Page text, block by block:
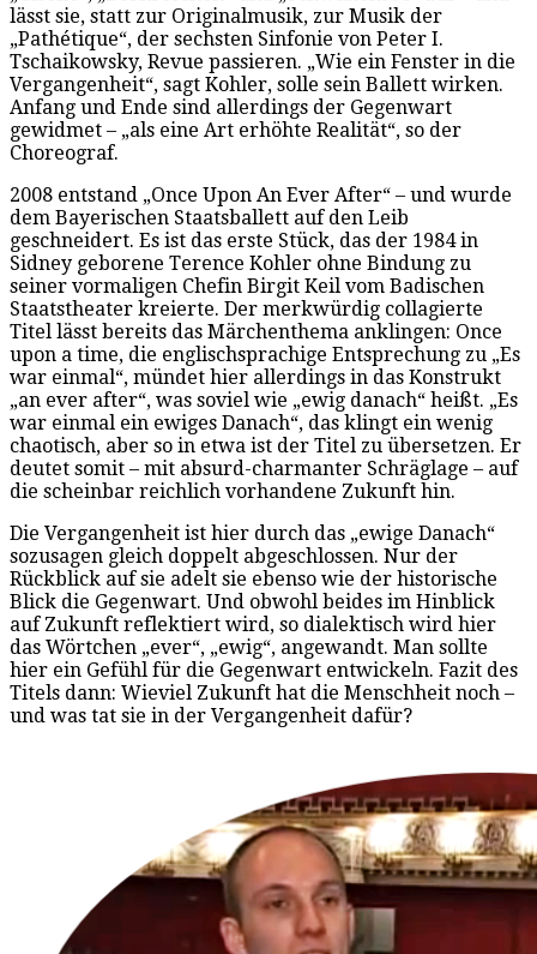
lässt sie, statt zur Originalmusik, zur Musik der
„Pathétique“, der sechsten Sinfonie von Peter I.
Tschaikowsky, Revue passieren. „Wie ein Fenster in die
Vergangenheit“, sagt Kohler, solle sein Ballett wirken.
Anfang und Ende sind allerdings der Gegenwart
gewidmet – „als eine Art erhöhte Realität“, so der
Choreograf.
2008 entstand „Once Upon An Ever After“ – und wurde
dem Bayerischen Staatsballett auf den Leib
geschneidert. Es ist das erste Stück, das der 1984 in
Sidney geborene Terence Kohler ohne Bindung zu
seiner vormaligen Chefin Birgit Keil vom Badischen
Staatstheater kreierte. Der merkwürdig collagierte
Titel lässt bereits das Märchenthema anklingen: Once
upon a time, die englischsprachige Entsprechung zu „Es
war einmal“, mündet hier allerdings in das Konstrukt
„an ever after“, was soviel wie „ewig danach“ heißt. „Es
war einmal ein ewiges Danach“, das klingt ein wenig
chaotisch, aber so in etwa ist der Titel zu übersetzen. Er
deutet somit – mit absurd-charmanter Schräglage – auf
die scheinbar reichlich vorhandene Zukunft hin.
Die Vergangenheit ist hier durch das „ewige Danach“
sozusagen gleich doppelt abgeschlossen. Nur der
Rückblick auf sie adelt sie ebenso wie der historische
Blick die Gegenwart. Und obwohl beides im Hinblick
auf Zukunft reflektiert wird, so dialektisch wird hier
das Wörtchen „ever“, „ewig“, angewandt. Man sollte
hier ein Gefühl für die Gegenwart entwickeln. Fazit des
Titels dann: Wieviel Zukunft hat die Menschheit noch –
und was tat sie in der Vergangenheit dafür?